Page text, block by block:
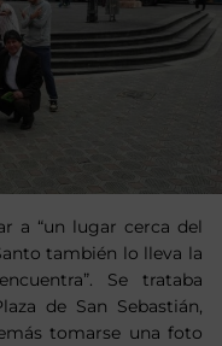
a “un lugar cerca del
también lo lleva la
Se trataba
de San Sebastián,
tomarse una foto